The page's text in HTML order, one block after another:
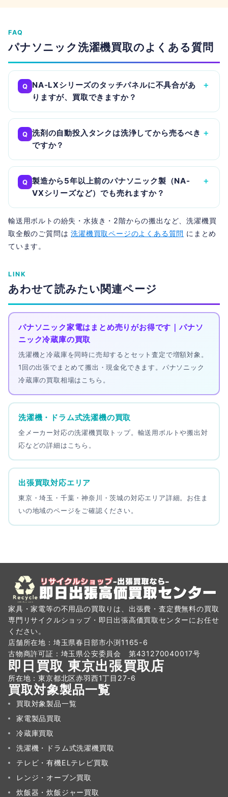
FAQ
パナソニック洗濯機買取のよくある質問
Q
NA-LXシリーズのタッチパネルに不具合があ
りますが、買取できますか？
＋
Q 洗剤の自動投入タンクは洗浄してから売るべき
ですか？
＋
Q 製造から5年以上前のパナソニック製（NA-
VXシリーズなど）でも売れますか？
＋
輸送用ボルトの紛失・水抜き・2階からの搬出など、洗濯機買
取全般のご質問は洗濯機買取ページのよくある質問 にまとめ
ています。
LINK
あわせて読みたい関連ページ
パナソニック家電はまとめ売りがお得です｜パナソ
ニック冷蔵庫の買取
洗濯機と冷蔵庫を同時に売却するとセット査定で増額対象。
1回の出張でまとめて搬出・現金化できます。パナソニック
冷蔵庫の買取相場はこちら。
洗濯機・ドラム式洗濯機の買取
全メーカー対応の洗濯機買取トップ。輸送用ボルトや搬出対
応などの詳細はこちら。
出張買取対応エリア
東京・埼玉・千葉・神奈川・茨城の対応エリア詳細。お住ま
いの地域のページをご確認ください。
家具・家電等の不用品の買取りは、出張費・査定費無料の買取
専門リサイクルショップ・即日出張高価買取センターにお任せ
ください。
店舗所在地：埼玉県春日部市小渕1165-6
古物商許可証：埼玉県公安委員会 第431270040017号
即日買取 東京出張買取店
所在地：東京都北区赤羽西1丁目27-6
買取対象製品一覧
買取対象製品一覧
家電製品買取
冷蔵庫買取
洗濯機・ドラム式洗濯機買取
テレビ・有機ELテレビ買取
レンジ・オーブン買取
炊飯器・炊飯ジャー買取